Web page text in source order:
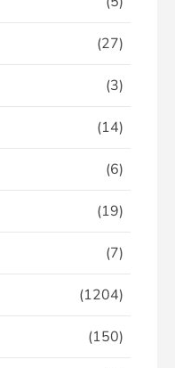
(27)
(3)
(14)
(6)
(19)
(7)
(1204)
(150)